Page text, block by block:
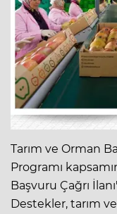
Tarım ve Orman
Programı
Başvuru Çağrı
Destekler, tarım